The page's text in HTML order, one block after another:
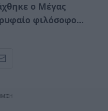
ο Μέγας
φιλόσοφο...